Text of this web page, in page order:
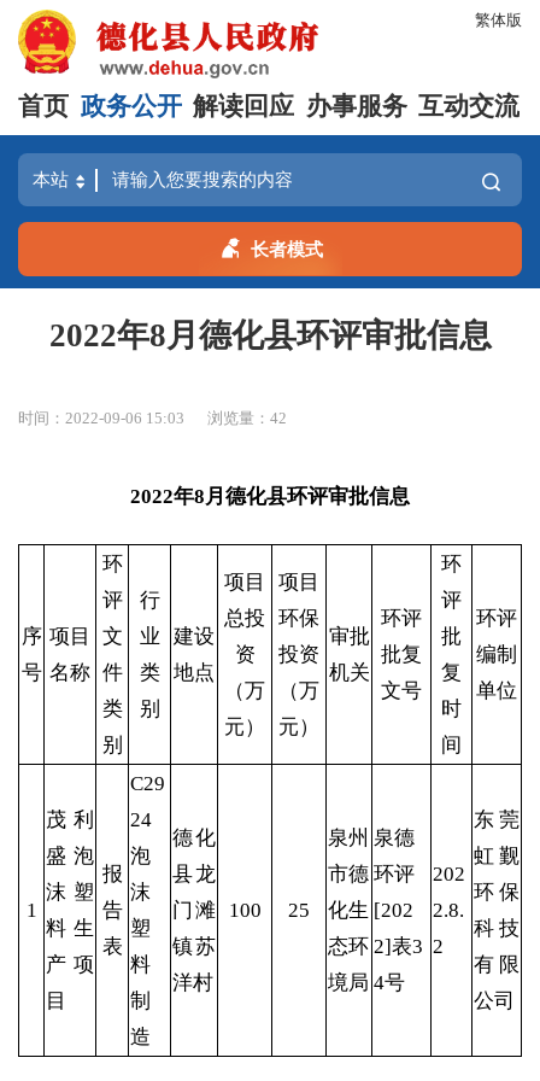
繁体版
首页 政务公开 解读回应 办事服务 互动交流
长者模式
2022年8月德化县环评审批信息
时间：2022-09-06 15:03 浏览量：42
2022年8月德化县环评审批信息
序
号
项目
名称
环
评
文
件
类
别
行
业
类
别
建设
地点
项目
总投
资
（万
元）
项目
环保
投资
（万
元）
审批
机关
环评
批复
文号
环
评
批
复
时
间
环评
编制
单位
1
茂利
盛泡
沫塑
料生
产项
目
报
告
表
C29
24
泡
沫
塑
料
制
造
德化
县龙
门滩
镇苏
洋村
100 25
泉州
市德
化生
态环
境局
泉德
环评
[202
2]表3
4号
202
2.8.
2
东莞
虹觐
环保
科技
有限
公司